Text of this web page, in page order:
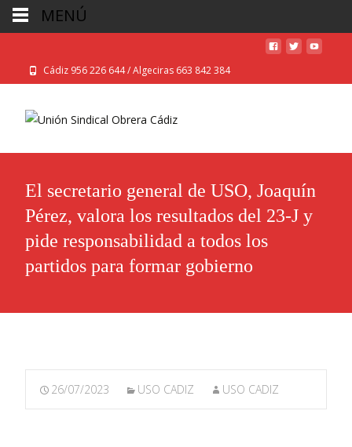
Cádiz 956 226 644 / Algeciras 663 842 384
El secretario general de USO, Joaquín
Pérez, valora los resultados del 23-J y
pide responsabilidad a todos los
partidos para formar gobierno
26/07/2023 USO CADIZ USO CADIZ
MENÚ